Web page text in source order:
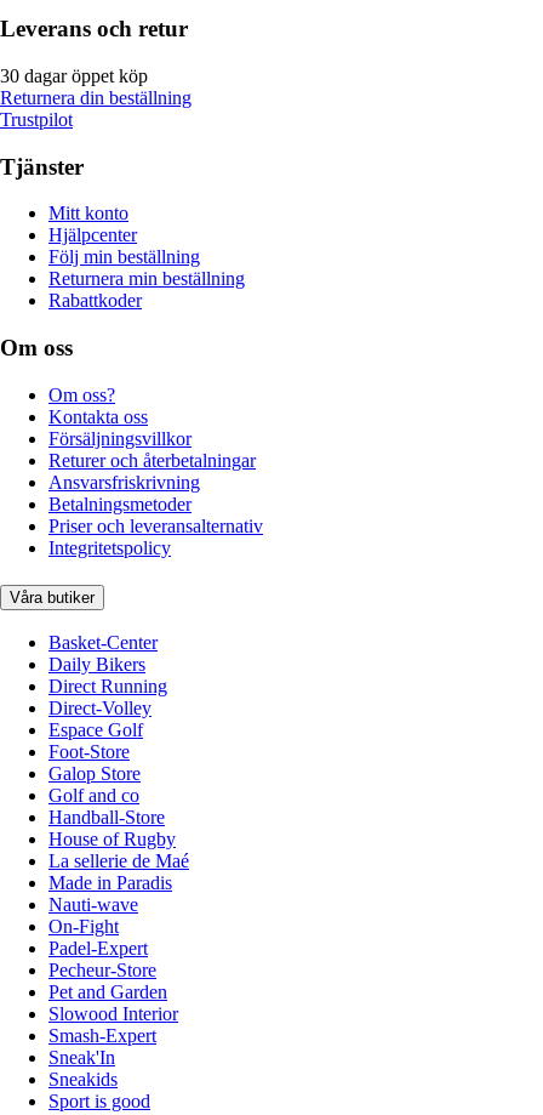
Leverans och retur
30 dagar öppet köp
Returnera din beställning
Trustpilot
Tjänster
Mitt konto
Hjälpcenter
Följ min beställning
Returnera min beställning
Rabattkoder
Om oss
Om oss?
Kontakta oss
Försäljningsvillkor
Returer och återbetalningar
Ansvarsfriskrivning
Betalningsmetoder
Priser och leveransalternativ
Integritetspolicy
Våra butiker
Basket-Center
Daily Bikers
Direct Running
Direct-Volley
Espace Golf
Foot-Store
Galop Store
Golf and co
Handball-Store
House of Rugby
La sellerie de Maé
Made in Paradis
Nauti-wave
On-Fight
Padel-Expert
Pecheur-Store
Pet and Garden
Slowood Interior
Smash-Expert
Sneak'In
Sneakids
Sport is good